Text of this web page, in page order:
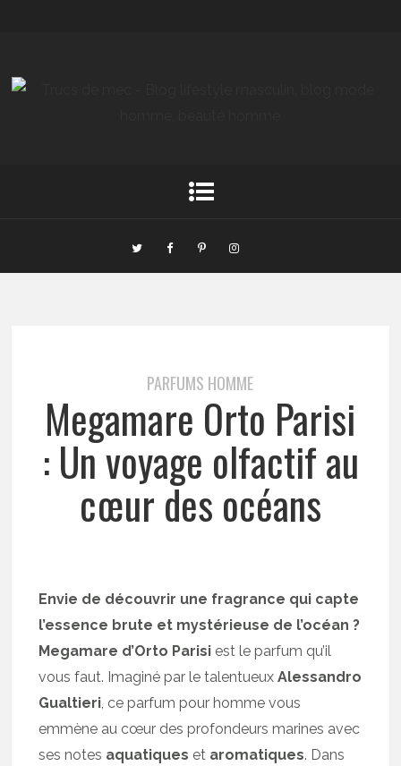
PARFUMS HOMME
Megamare Orto Parisi
: Un voyage olfactif au
cœur des océans
Envie de découvrir une fragrance qui capte
l’essence brute et mystérieuse de l’océan ?
Megamare d’Orto Parisi est le parfum qu’il
vous faut. Imaginé par le talentueuxAlessandro
Gualtieri, ce parfum pour homme vous
emmène au cœur des profondeurs marines avec
ses notes aquatiques et aromatiques. Dans